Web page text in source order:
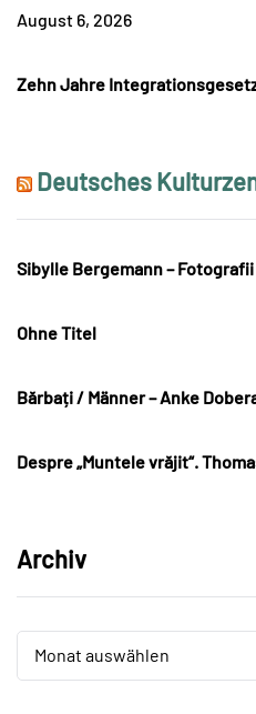
August 6, 2026
Zehn Jahre
Deutsches
Sibylle Bergemann – Fotografii
Ohne Titel
Bărbați / Männer – Anke
Despre „Muntele vrăjit“.
Archiv
Monat auswählen
Archiv